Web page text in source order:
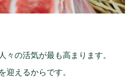
々の活気が最も高まります。
迎えるからです。